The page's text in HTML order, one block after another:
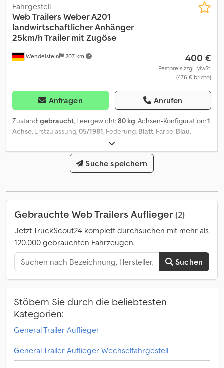
Wendelstein 207 km
Fahrgestell
Web TrailersWeber A201
landwirtschaftlicher Anhänger
25km/h Trailer mit Zugöse
400 €
Festpreis zzgl. MwSt.
(476 € brutto)
Anfragen Anrufen
Zustand:gebraucht, Leergewicht:80 kg, Achsen-Konfiguration:1
Achse , Erstzulassung:05/1981 , Federung: Blatt , Farbe: Blau
, Trailer: - Weber - Typ A201 - EZ: 12.05.1981
Dedpeqxudtefx Ai Uekr - Gesamtmaß: 215cm x 160cm (lxb) -
Innenmaß: 130cm x 96 (lxb) - Zugöse - Stützlast 150kg -
Leergewicht: 80kg; zul. GG: derzeit 450kg (Trailer wurde
kommunalem Besitz, 1. Hand Ein Video dieses Angebots finden Sie
neu eingestellten Fahrzeuge per Email erhalten – melden Sie
sich bei unserem NEWSLETTER an! Irrtümer und Schreibfehler
möglich, Zwischenverkauf vorbehalten!
Suche speichern
Gebrauchte Web Trailers Auflieger(2)
Jetzt TruckScout24 komplett durchsuchen mit mehr als
120.000 gebrauchten Fahrzeugen.
Suchen
Stöbern Sie durch die beliebtesten
Kategorien:
General Trailer Auflieger
General Trailer Auflieger Wechselfahrgestell